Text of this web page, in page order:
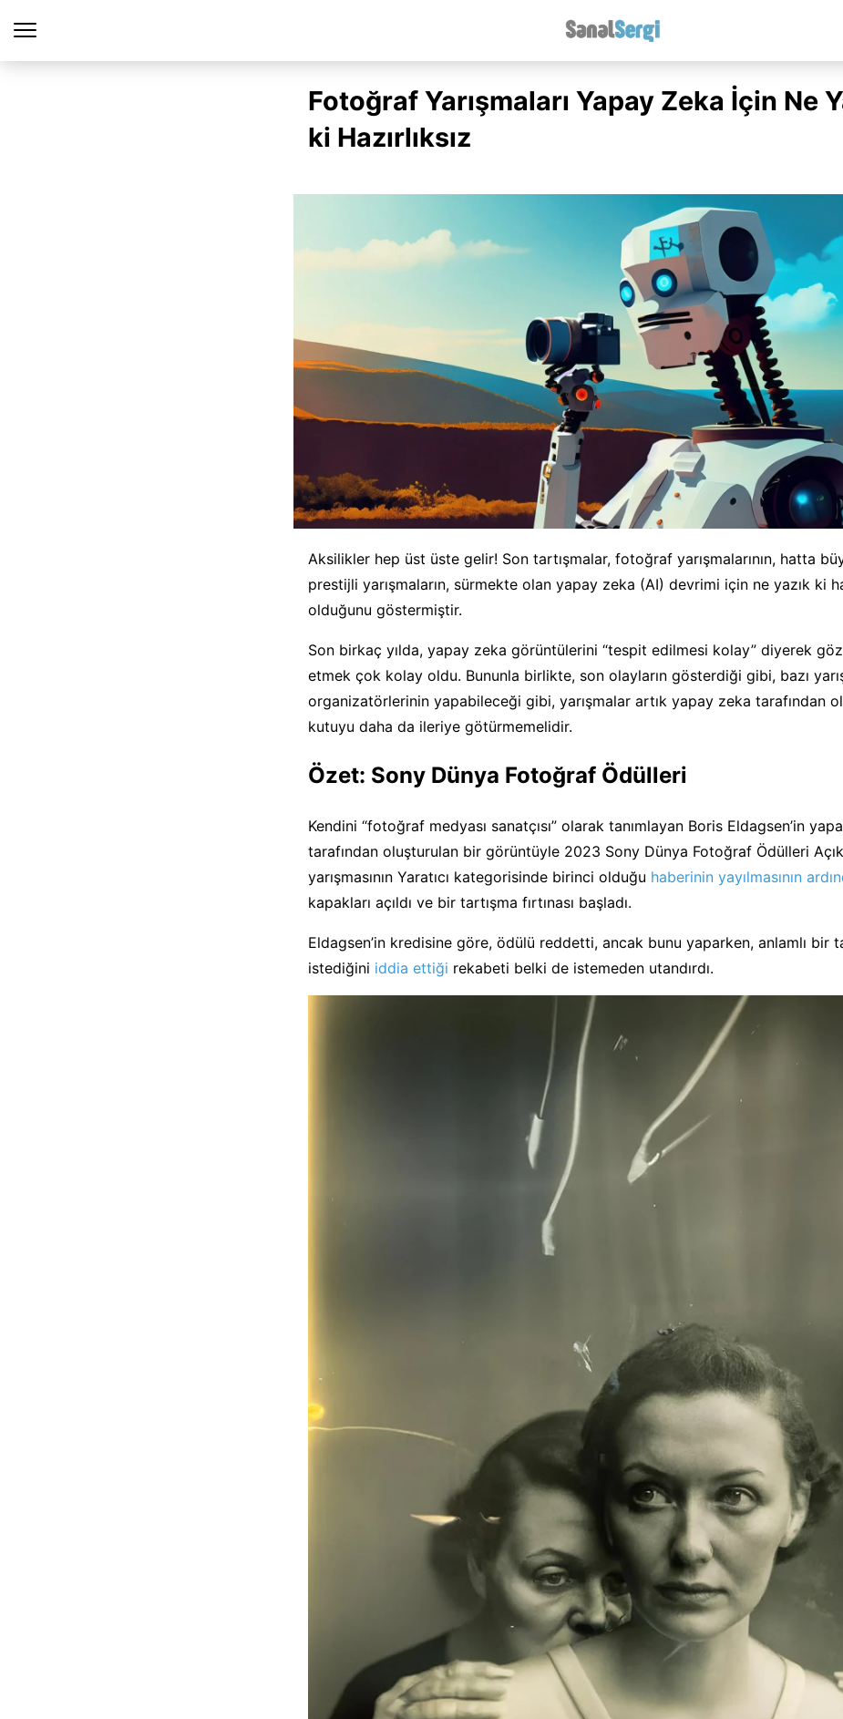
Fotoğraf Yarışmaları Yapay Zeka İçin Ne
ki Hazırlıksız
Aksilikler hep üst üste gelir! Son tartışmalar, fotoğraf yarışmalarının, hatta
prestijli yarışmaların, sürmekte olan yapay zeka (AI) devrimi için ne yazık ki
olduğunu göstermiştir.
Son birkaç yılda, yapay zeka görüntülerini “tespit edilmesi kolay” diyerek göz
etmek çok kolay oldu. Bununla birlikte, son olayların gösterdiği gibi, bazı
organizatörlerinin yapabileceği gibi, yarışmalar artık yapay zeka tarafından
kutuyu daha da ileriye götürmemelidir.
Özet: Sony Dünya Fotoğraf Ödülleri
Kendini “fotoğraf medyası sanatçısı” olarak tanımlayan Boris Eldagsen’in
tarafından oluşturulan bir görüntüyle 2023 Sony Dünya Fotoğraf Ödülleri Açık
yarışmasının Yaratıcı kategorisinde birinci olduğu haberinin yayılmasının
kapakları açıldı ve bir tartışma fırtınası başladı.
Eldagsen’in kredisine göre, ödülü reddetti, ancak bunu yaparken, anlamlı bir
istediğini iddia ettiği rekabeti belki de istemeden utandırdı.